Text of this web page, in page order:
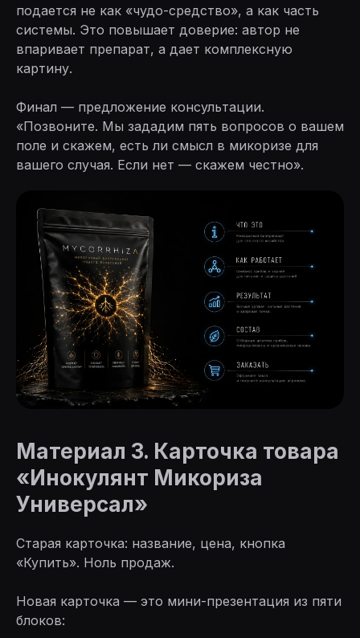
подается не как «чудо-средство», а как часть
системы. Это повышает доверие: автор не
впаривает препарат, а дает комплексную
картину.
Финал — предложение консультации.
«Позвоните. Мы зададим пять вопросов о вашем
поле и скажем, есть ли смысл в микоризе для
вашего случая. Если нет — скажем честно».
Материал 3. Карточка товара
«Инокулянт Микориза
Универсал»
Старая карточка: название, цена, кнопка
«Купить». Ноль продаж.
Новая карточка — это мини-презентация из пяти
блоков: